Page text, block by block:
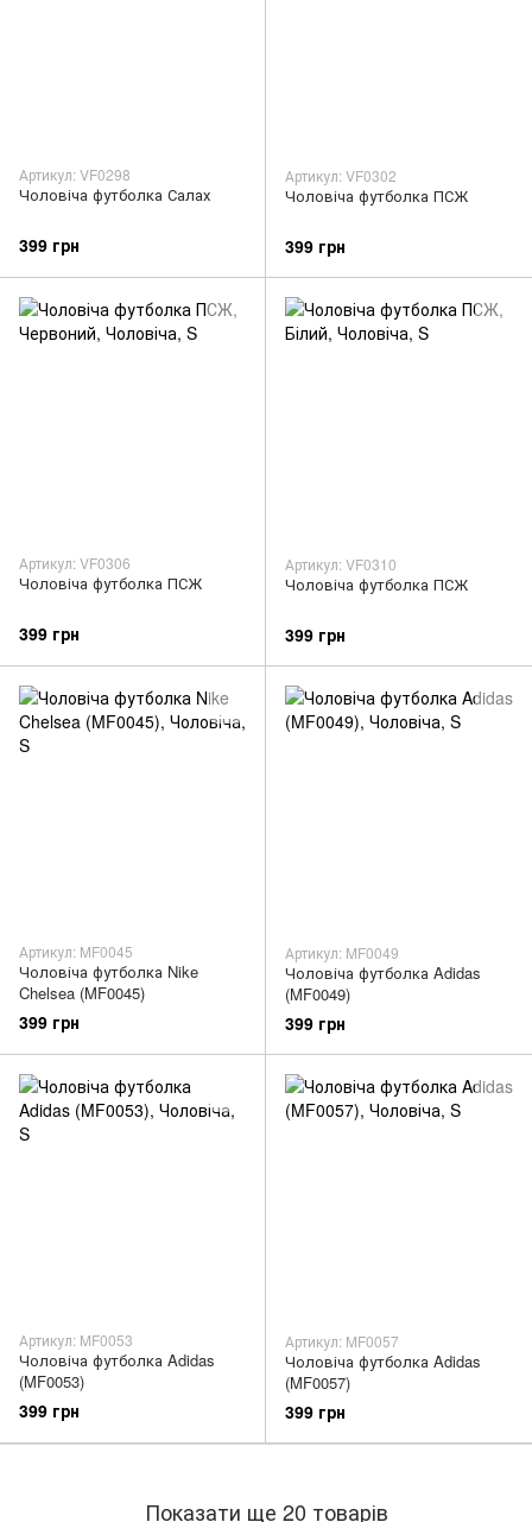
Артикул: VF0298
Чоловіча футболка Салах
399 грн
Артикул: VF0302
Чоловіча футболка ПСЖ
399 грн
Артикул: VF0306
Чоловіча футболка ПСЖ
399 грн
Артикул: VF0310
Чоловіча футболка ПСЖ
399 грн
Артикул: MF0045
Чоловіча футболка Nike
Chelsea (MF0045)
399 грн
Артикул: MF0049
Чоловіча футболка Adidas
(MF0049)
399 грн
Артикул: MF0053
Чоловіча футболка Adidas
(MF0053)
399 грн
Артикул: MF0057
Чоловіча футболка Adidas
(MF0057)
399 грн
Показати ще 20 товарів